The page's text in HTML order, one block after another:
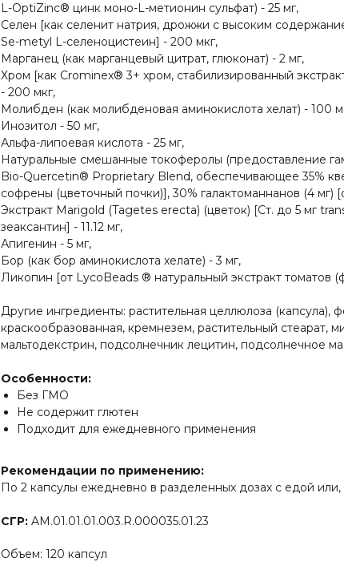
L-OptiZinc® цинк моно-L-метионин сульфат) - 25 мг,
Селен [как селенит натрия, дрожжи с высоким
Se-metyl L-селеноцистеин] - 200 мкг,
Марганец (как марганцевый цитрат, глюконат) - 2 мг,
Хром [как Crominex® 3+ хром, стабилизированный
- 200 мкг,
Молибден (как молибденовая аминокислота хелат) - 100
Инозитол - 50 мг,
Альфа-липоевая кислота - 25 мг,
Натуральные смешанные токоферолы (предоставление
Bio-Quercetin® Proprietary Blend, обеспечивающее 35%
софрены (цветочный почки)], 30% галактоманнанов (4 мг)
Экстракт Marigold (Tagetes erecta) (цветок) [Ст. до 5 мг
зеаксантин] - 11.12 мг,
Апигенин - 5 мг,
Бор (как бор аминокислота хелате) - 3 мг,
Ликопин [от LycoBeads ® натуральный экстракт томатов
Другие ингредиенты: растительная целлюлоза (капсула),
краскообразованная, кремнезем, растительный стеарат,
мальтодекстрин, подсолнечник лецитин, подсолнечное
Особенности:
Без ГМО
Не содержит глютен
Подходит для ежедневного применения
Рекомендации по применению:
По 2 капсулы ежедневно в разделенных дозах с едой
СГР: AM.01.01.01.003.R.000035.01.23
Объем: 120 капсул